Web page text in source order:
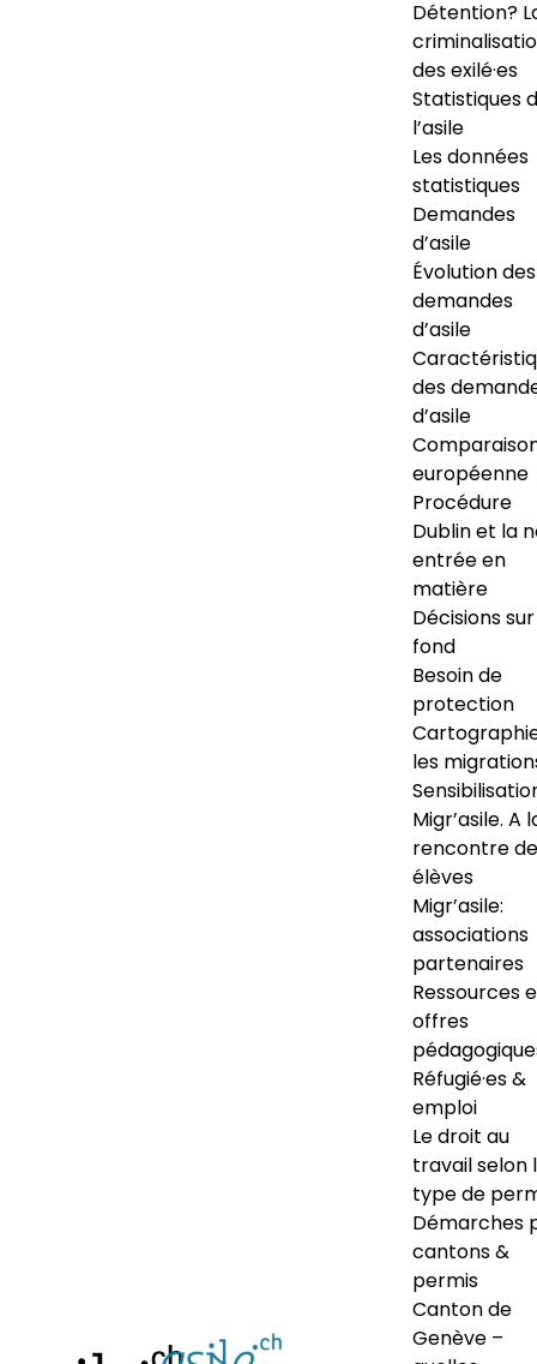
Détention?
des exilé·es
Statistiques
l’asile
Les données
statistiques
Demandes
d’asile
Évolution des
demandes
d’asile
des
d’asile
européenne
Procédure
Dublin et la
entrée en
matière
Décisions
fond
Besoin de
protection
les
Migr’asile. A
rencontre
élèves
Migr’asile:
associations
partenaires
Ressources
offres
Réfugié·es &
emploi
Le droit au
travail selon
type de
Démarches
cantons &
permis
Canton de
Genève –